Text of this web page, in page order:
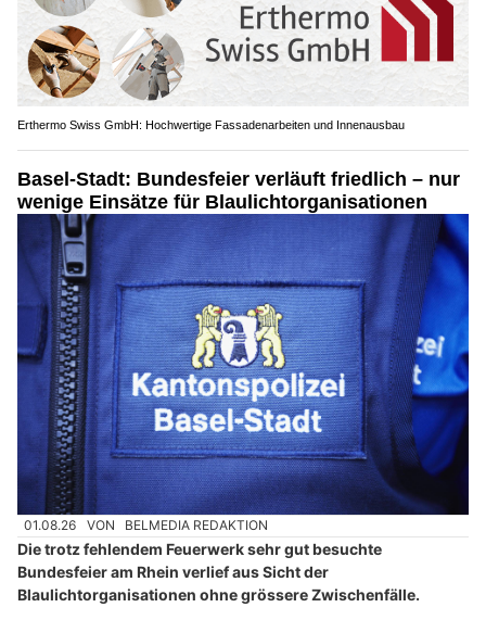
Erthermo Swiss GmbH: Hochwertige Fassadenarbeiten und Innenausbau
Basel-Stadt: Bundesfeier verläuft friedlich – nur
wenige Einsätze für Blaulichtorganisationen
01.08.26 VON BELMEDIA REDAKTION
Die trotz fehlendem Feuerwerk sehr gut besuchte
Bundesfeier am Rhein verlief aus Sicht der
Blaulichtorganisationen ohne grössere Zwischenfälle.